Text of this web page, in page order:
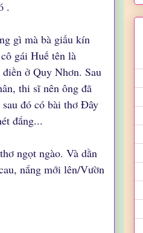
.
gì mà bà giấu kín
gái Huế tên là
ở Quy Nhơn. Sau
thi sĩ nên ông đã
đó có bài thơ Đây
đắng...
ngọt ngào. Và dằn
nắng mới lên/Vườn